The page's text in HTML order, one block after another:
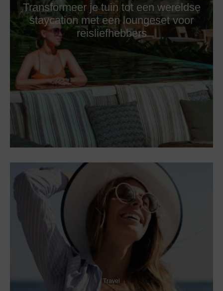
Transformeer je tuin tot een wereldse
staycation met een loungeset voor
reisliefhebbers
Travel